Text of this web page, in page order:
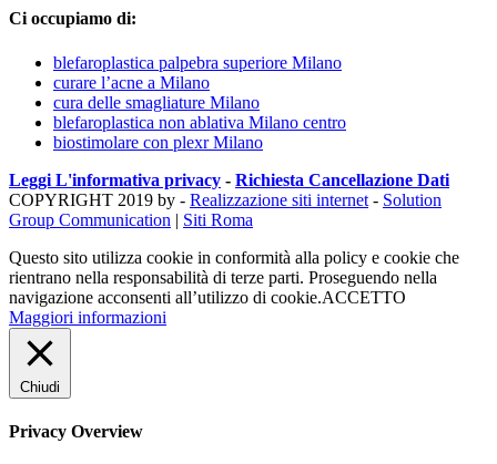
Ci occupiamo di:
blefaroplastica palpebra superiore Milano
curare l’acne a Milano
cura delle smagliature Milano
blefaroplastica non ablativa Milano centro
biostimolare con plexr Milano
Leggi L'informativa privacy - Richiesta Cancellazione Dati
COPYRIGHT 2019 by - Realizzazione siti internet - Solution
Group Communication | Siti Roma
Questo sito utilizza cookie in conformità alla policy e cookie che
rientrano nella responsabilità di terze parti. Proseguendo nella
navigazione acconsenti all’utilizzo di cookie.ACCETTO
Maggiori informazioni
Chiudi
Privacy Overview